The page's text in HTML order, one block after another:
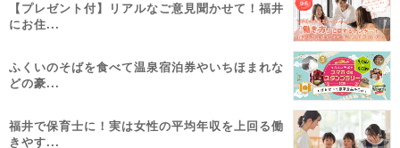
【プレゼント付】リアルなご意見聞かせて！福井
にお住...
ふくいのそばを食べて温泉宿泊券やいちほまれな
どの豪...
福井で保育士に！実は女性の平均年収を上回る働
きやす...